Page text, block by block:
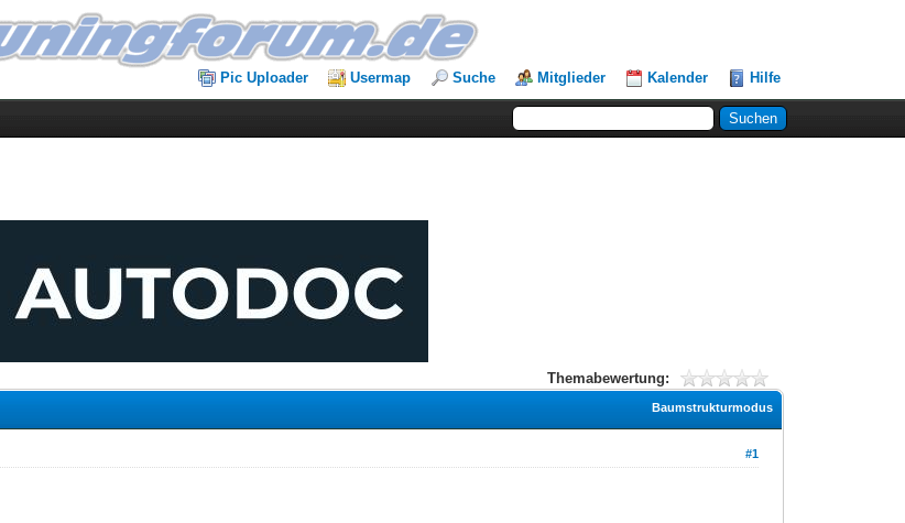
Pic Uploader Usermap Suche Mitglieder Kalender Hilfe
Themabewertung:
Baumstrukturmodus
#1